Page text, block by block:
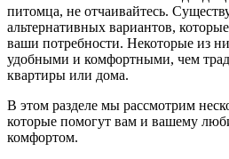
питомца, не отчаивайтесь.
альтернативных вариантов,
ваши потребности. Некоторые из
удобными и комфортными, чем
квартиры или дома.
В этом разделе мы рассмотрим
которые помогут вам и вашему
комфортом.